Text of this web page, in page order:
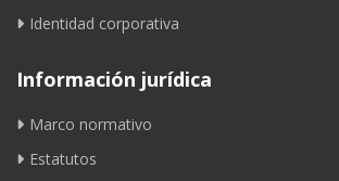
Identidad corporativa
Información jurídica
Marco normativo
Estatutos